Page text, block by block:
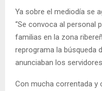
Ya sobre el mediodía se
“Se convoca al personal
familias en la zona
reprograma la búsqueda
anunciaban los
Con mucha correntada y